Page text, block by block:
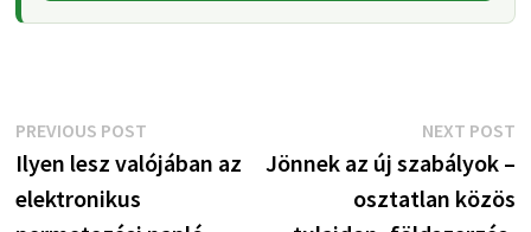
Bejegyzés
navigáció
PREVIOUS POSTPrevious
post:
Ilyen lesz valójában az
elektronikus
NEXT POST
Jönnek az új szabályok –
osztatlan közös